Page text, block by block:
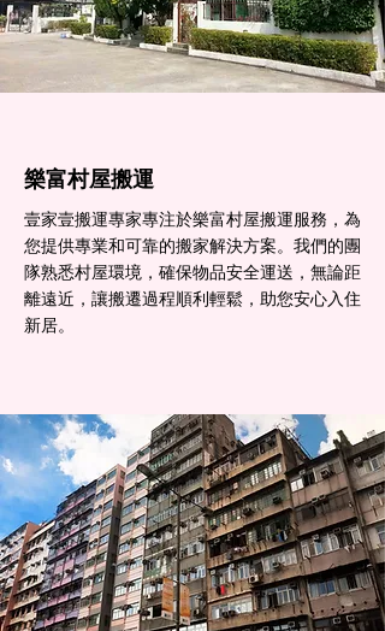
樂富村屋搬運
壹家壹搬運專家專注於樂富村屋搬運服務，為
您提供專業和可靠的搬家解決方案。我們的團
隊熟悉村屋環境，確保物品安全運送，無論距
離遠近，讓搬遷過程順利輕鬆，助您安心入住
新居。